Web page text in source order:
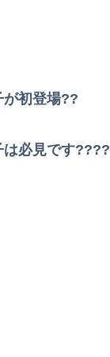
が初登場??
は必見です????